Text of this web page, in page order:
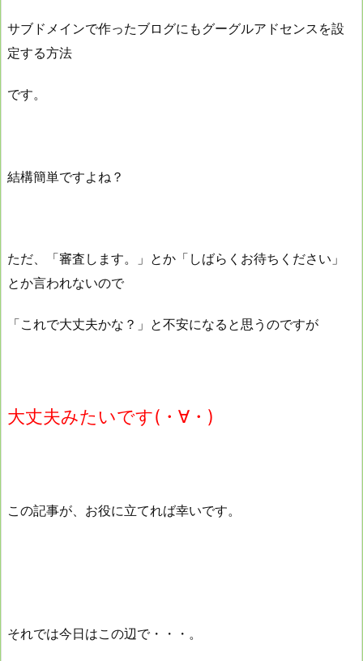
サブドメインで作ったブログにもグーグルアドセンスを設
定する方法
です。
結構簡単ですよね？
ただ、「審査します。」とか「しばらくお待ちください」
とか言われないので
「これで大丈夫かな？」と不安になると思うのですが
大丈夫みたいです(・∀・)
この記事が、お役に立てれば幸いです。
それでは今日はこの辺で・・・。